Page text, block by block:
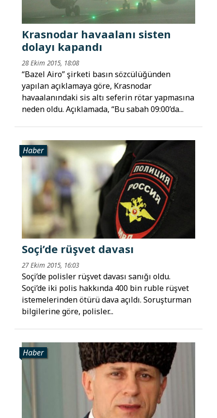
Krasnodar havaalanı sisten
dolayı kapandı
28 Ekim 2015, 18:08
“Bazel Airo” şirketi basın sözcülüğünden
yapılan açıklamaya göre, Krasnodar
havaalanındaki sis altı seferin rötar yapmasına
neden oldu. Açıklamada, “Bu sabah 09:00’da...
Haber
Soçi’de rüşvet davası
27 Ekim 2015, 16:03
Soçi’de polisler rüşvet davası sanığı oldu.
Soçi’de iki polis hakkında 400 bin ruble rüşvet
istemelerinden ötürü dava açıldı. Soruşturman
bilgilerine göre, polisler...
Haber